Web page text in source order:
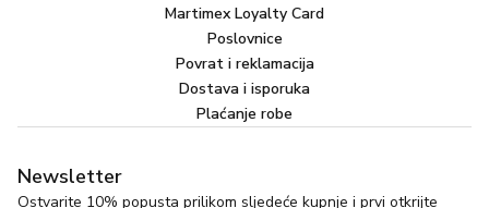
Martimex Loyalty Card
Poslovnice
Povrat i reklamacija
Dostava i isporuka
Plaćanje robe
Newsletter
Ostvarite 10% popusta prilikom sljedeće kupnje i prvi otkrijte